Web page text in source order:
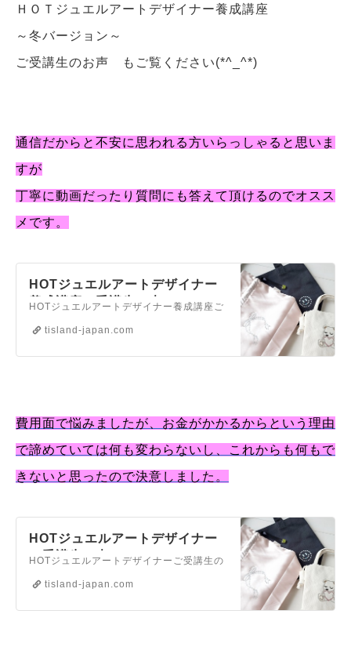
ＨＯＴジュエルアートデザイナー養成講座
～冬バージョン～
ご受講生のお声 もご覧ください(*^_^*)
通信だからと不安に思われる方いらっしゃると思いま
すが
丁寧に動画だったり質問にも答えて頂けるのでオスス
メです。
HOTジュエルアートデザイナー
養成講座ご受講生の声
HOTジュエルアートデザイナー養成講座ご
tisland-japan.com
費用面で悩みましたが、お金がかかるからという理由
で諦めていては何も変わらないし、これからも何もで
きないと思ったので決意しました。
HOTジュエルアートデザイナー
ご受講生の声
HOTジュエルアートデザイナーご受講生の
tisland-japan.com